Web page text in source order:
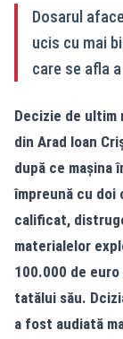
Dosarul
ucis cu mai
care se afla
Decizie de ultim
din Arad Ioan
după ce maşina
împreună cu
calificat,
materialelor
100.000 de euro
tatălui său.
a fost audiată